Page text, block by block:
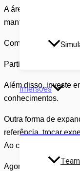
Imersões
A área de data
mantenhas
Começa por explorar
Participa ativamente
Além disso, investe
conhecimentos.
Outra forma de
referência, trocar
Ao construíres e
Agora que